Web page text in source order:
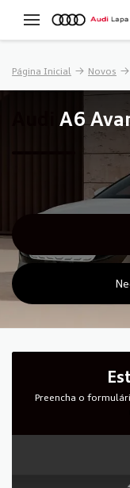
Página Inicial Novos
A6
Preencha o